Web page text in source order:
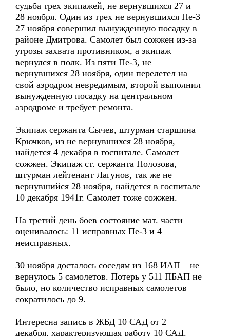
судьба трех экипажей, не вернувшихся 27 и
28 ноября. Один из трех не вернувшихся Пе-3
27 ноября совершил вынужденную посадку в
районе Дмитрова. Самолет был сожжен из-за
угрозы захвата противником, а экипаж
вернулся в полк. Из пяти Пе-3, не
вернувшихся 28 ноября, один перелетел на
свой аэродром невредимым, второй выполнил
вынужденную посадку на центральном
аэродроме и требует ремонта.
Экипаж сержанта Сычев, штурман старшина
Крючков, из не вернувшихся 28 ноября,
найдется 4 декабря в госпитале. Самолет
сожжен. Экипаж ст. сержанта Полозова,
штурман лейтенант Лагунов, так же не
вернувшийся 28 ноября, найдется в госпитале
10 декабря 1941г. Самолет тоже сожжен.
На третий день боев состояние мат. части
оценивалось: 11 исправных Пе-3 и 4
неисправных.
30 ноября досталось соседям из 168 ИАП – не
вернулось 5 самолетов. Потерь у 511 ПБАП не
было, но количество исправных самолетов
сократилось до 9.
Интересна запись в ЖБД 10 САД от 2
декабря, характеризующая работу 10 САД.